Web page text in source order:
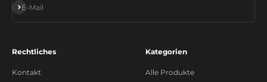
E-Mail
Abonnieren
Rechtliches
Kontakt
Kategorien
Alle Produkte